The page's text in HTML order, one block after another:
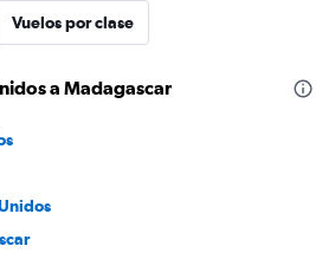
Vuelos por clase
a Madagascar